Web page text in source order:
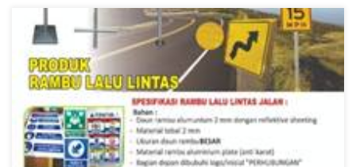
Grosir Rambu Lalu Lintas Papua, Distributor Rambu Lalu
Lintas Maluku Utara TKDN E Katalog, Produksi Rambu Lalu
Lintas Kalimantan Rambu lalu lintas memiliki peran penting
dalam memberikan informasi, peringatan, serta petunjuk
kepada pengguna jalan agar tercipta lalu lintas yang aman dan
tertib. Grosir rambu lalu lintas menghadirkan berbagai jenis
produk […]